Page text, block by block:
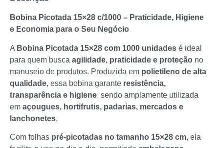
Bobina Picotada 15×28 c/1000 – Praticidade, Higiene
e Economia para o Seu Negócio
A Bobina Picotada 15×28 com 1000 unidades é ideal
para quem busca agilidade, praticidade e proteção no
manuseio de produtos. Produzida em polietileno de alta
qualidade, essa bobina garante resistência,
transparência e higiene, sendo amplamente utilizada
em açougues, hortifrutis, padarias, mercados e
lanchonetes.
Com folhas pré-picotadas no tamanho 15×28 cm, ela